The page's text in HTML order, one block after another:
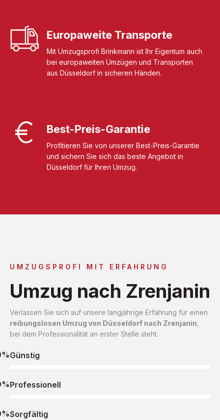
Europaweite Transporte
Mit Umzugsprofi Brinkmann ist Ihr Eigentum auch
bei europaweiten Umzügen und Transporten
aus Düsseldorf in sicheren Händen.
Best-Preis-Garantie
Profitieren Sie von unserer Best-Preis-Garantie
und sichern Sie sich das beste Angebot in
Düsseldorf für Ihren Umzug.
UMZUGSPROFI MIT ERFAHRUNG
Umzug nach Zrenjanin
Verlassen Sie sich auf unsere langjährige Erfahrung für einen
reibungslosen Umzug von Düsseldorf nach Zrenjanin
bei dem Professionalität an erster Stelle steht.
Günstig
Professionell
Sorgfältig